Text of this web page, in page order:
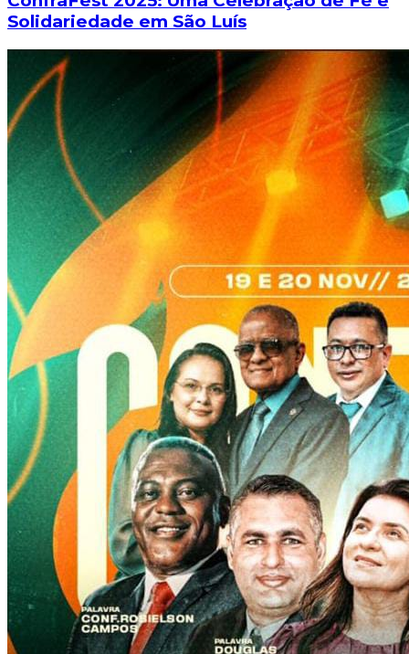
Solidariedade em São Luís